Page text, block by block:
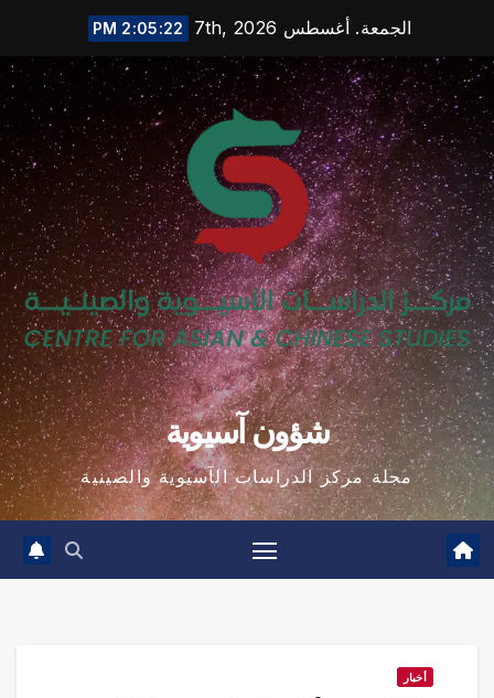
content
الجمعة. أغسطس 7th, 2026 2:05:23 PM
شؤون آسيوية
مجلة مركز الدراسات الآسيوية والصينية
أخبار